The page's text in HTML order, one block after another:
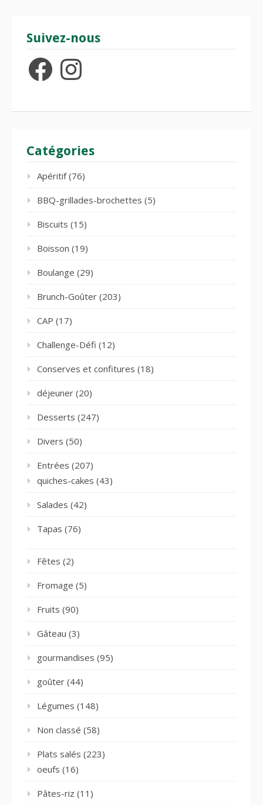
Suivez-nous
FacebookInstagram
Catégories
Apéritif(76)
BBQ-grillades-brochettes (5)
Biscuits (15)
Boisson (19)
Boulange (29)
Brunch-Goûter (203)
CAP (17)
Challenge-Défi (12)
Conserves et confitures (18)
déjeuner (20)
Desserts (247)
Divers (50)
Entrées (207)
quiches-cakes (43)
Salades (42)
Tapas (76)
Fêtes (2)
Fromage (5)
Fruits (90)
Gâteau (3)
gourmandises (95)
goûter (44)
Légumes (148)
Non classé (58)
Plats salés (223)
oeufs (16)
Pâtes-riz (11)